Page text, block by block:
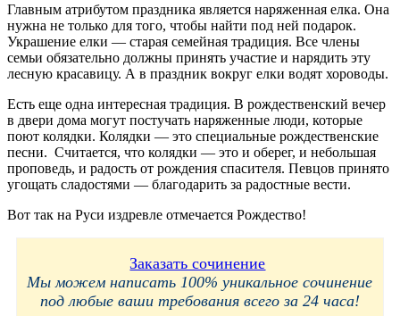
Главным атрибутом праздника является наряженная елка. Она
нужна не только для того, чтобы найти под ней подарок.
Украшение елки — старая семейная традиция. Все члены
семьи обязательно должны принять участие и нарядить эту
лесную красавицу. А в праздник вокруг елки водят хороводы.
Есть еще одна интересная традиция. В рождественский вечер
в двери дома могут постучать наряженные люди, которые
поют колядки. Колядки — это специальные рождественские
песни. Считается, что колядки — это и оберег, и небольшая
проповедь, и радость от рождения спасителя. Певцов принято
угощать сладостями — благодарить за радостные вести.
Вот так на Руси издревле отмечается Рождество!
Заказать сочинение
Мы можем написать 100% уникальное сочинение
под любые ваши требования всего за 24 часа!